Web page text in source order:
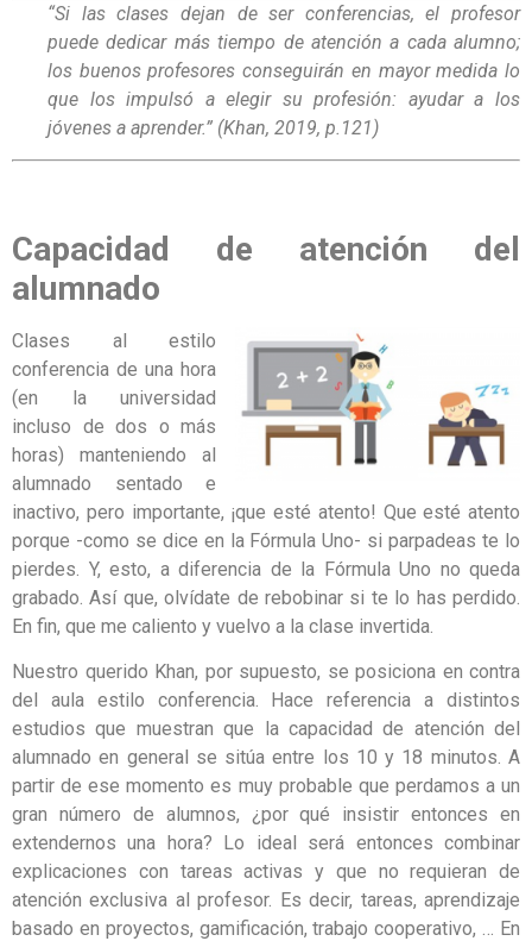
“Si las clases dejan de ser conferencias, el profesor
puede dedicar más tiempo de atención a cada alumno;
los buenos profesores conseguirán en mayor medida lo
que los impulsó a elegir su profesión: ayudar a los
jóvenes a aprender.” (Khan, 2019, p.121)
Capacidad de atención del
alumnado
Clases al estilo
conferencia de una hora
(en la universidad
incluso de dos o más
horas) manteniendo al
alumnado sentado e
inactivo, pero importante, ¡que esté atento! Que esté atento
porque -como se dice en la Fórmula Uno- si parpadeas te lo
pierdes. Y, esto, a diferencia de la Fórmula Uno no queda
grabado. Así que, olvídate de rebobinar si te lo has perdido.
En fin, que me caliento y vuelvo a la clase invertida.
Nuestro querido Khan, por supuesto, se posiciona en contra
del aula estilo conferencia. Hace referencia a distintos
estudios que muestran que la capacidad de atención del
alumnado en general se sitúa entre los 10 y 18 minutos. A
partir de ese momento es muy probable que perdamos a un
gran número de alumnos, ¿por qué insistir entonces en
extendernos una hora? Lo ideal será entonces combinar
explicaciones con tareas activas y que no requieran de
atención exclusiva al profesor. Es decir, tareas, aprendizaje
basado en proyectos, gamificación, trabajo cooperativo, … En